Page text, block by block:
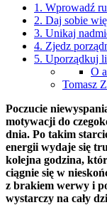
1. Wprowadź
2. Daj sobie
3. Unikaj
4. Zjedz
5. Uporządkuj
O
Tomasz
Poczucie
motywacji do
dnia. Po takim
energii wydaje się
kolejna godzina,
ciągnie się w
z brakiem werwy i
wystarczy na cały